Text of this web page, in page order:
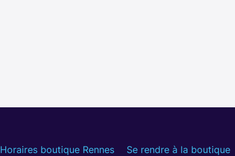
Horaires boutique Rennes Se rendre à la boutique